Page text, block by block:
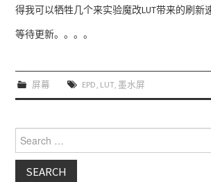
得我可以牺牲几个来实验魔改LUT带来的刷新
等待更新。。。。
屏幕 EPD, LUT, 墨水屏
Search for: